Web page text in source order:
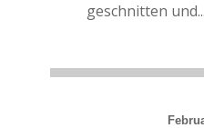
geschnitten und...